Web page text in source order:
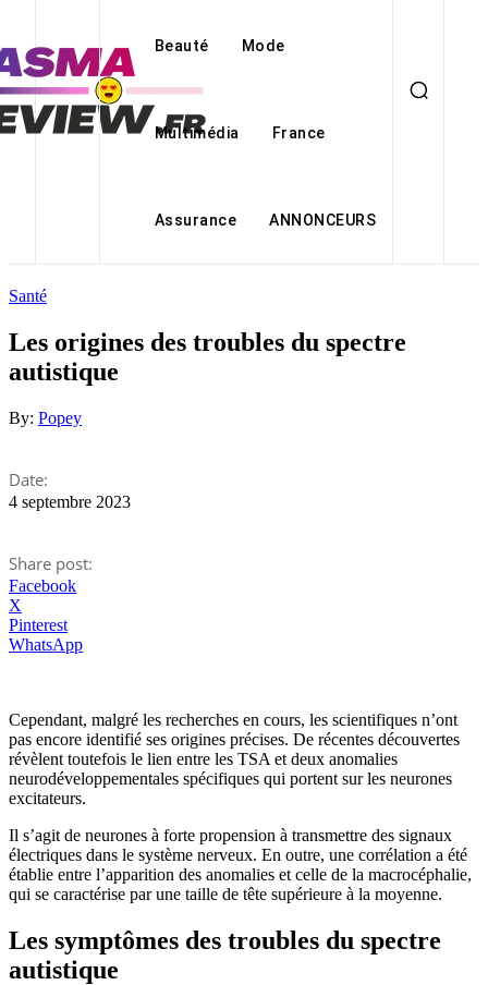
Beauté Mode
Multimédia France
Assurance ANNONCEURS
Santé
Les origines des troubles du spectre
autistique
By: Popey
Date:
4 septembre 2023
Share post:
Facebook
X
Pinterest
WhatsApp
Cependant, malgré les recherches en cours, les scientifiques n’ont
pas encore identifié ses origines précises. De récentes découvertes
révèlent toutefois le lien entre les TSA et deux anomalies
neurodéveloppementales spécifiques qui portent sur les neurones
excitateurs.
Il s’agit de neurones à forte propension à transmettre des signaux
électriques dans le système nerveux. En outre, une corrélation a été
établie entre l’apparition des anomalies et celle de la macrocéphalie,
qui se caractérise par une taille de tête supérieure à la moyenne.
Les symptômes des troubles du spectre
autistique